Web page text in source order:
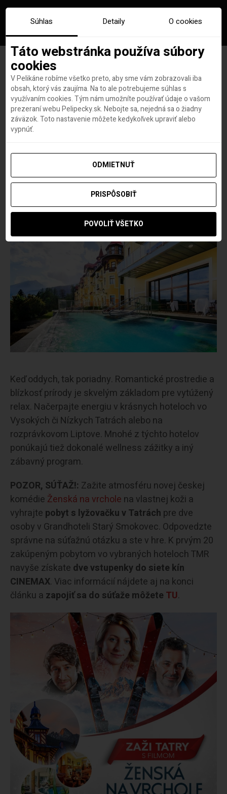
Kráľovské ubytovanie v
Tatrách od 59€ + SÚŤAŽ o
pobyt a lístky do kina
autorLovci leteniek a dovoleniek
Keď oddych, tak poriadny. Romantické prostredie a
blízkosť prírody je skvelým základom pre vytúžený
relax. Načerpajte energiu v krásnych hoteloch vo
Vysokých či Nízkych Tatrách alebo na
rozprávkovom Liptove. Mnohé z týchto hotelov
ponúkajú tiež dokonalé wellness zážitky a iný
zábavný program.
POZOR, SÚŤAŽ!: Zažite atmosféru novej českej
komédie Ženská na vrchole na vlastnej koži a
vyhrajte pobyt s lyžovačku v Tatrách pre dve
osoby v Grandhoteli Starý Smokovec. Odpovedzte
správne na súťažnú otázku a ste v hre. K prvým 20
zakúpeným pobytom vo vybraných hoteloch TMR
navyše získate dve vstupenky do siete kín
CINEMAX. Viac informácií nájdete aj na konci
článku a zapojiť sa do súťaže môžete TU.
Súhlas Detaily O cookies
Táto webstránka používa súbory
cookies
V Pelikáne robíme všetko preto, aby sme vám zobrazovali iba
obsah, ktorý vás zaujíma. Na to ale potrebujeme súhlas s
využívaním cookies. Tým nám umožníte používať údaje o vašom
prezeraní webu Pelipecky.sk. Nebojte sa, nejedná sa o žiadny
záväzok. Toto nastavenie môžete kedykoľvek upraviť alebo
vypnúť.
ODMIETNUŤ
PRISPÔSOBIŤ
POVOLIŤ VŠETKO